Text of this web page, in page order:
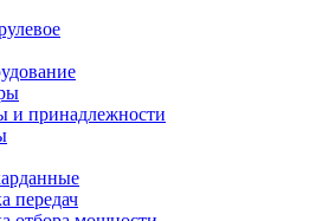
и принадлежности
передач